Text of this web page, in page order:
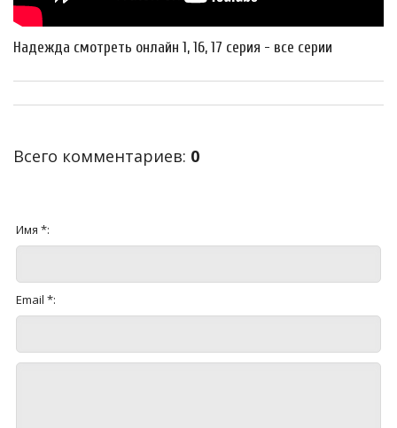
Надежда смотреть онлайн 1, 16, 17 серия - все серии
Всего комментариев: 0
Имя *:
Email *: